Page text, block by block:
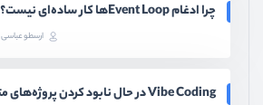
چرا ادغام Event Loopها کار ساده‌ای نیست؟
ارسطو عباسی
Vibe Coding در حال نابود کردن پروژه‌های متن‌باز است